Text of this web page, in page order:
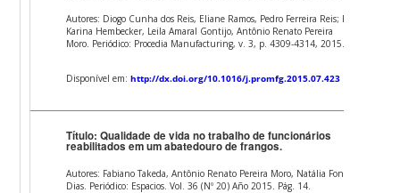
Autores: Diogo Cunha dos Reis, Eliane Ramos, Pedro Ferreira Reis; Paula
Karina Hembecker, Leila Amaral Gontijo, Antônio Renato Pereira
Moro. Periódico: Procedia Manufacturing, v. 3, p. 4309-4314, 2015.
Disponível em:http://dx.doi.org/10.1016/j.promfg.2015.07.423
Título: Qualidade de vida no trabalho de funcionários
reabilitados em um abatedouro de frangos.
Autores: Fabiano Takeda, Antônio Renato Pereira Moro, Natália Fonseca
Dias. Periódico: Espacios. Vol. 36 (Nº 20) Año 2015. Pág. 14.